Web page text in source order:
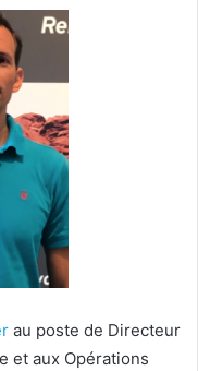
au poste de Directeur
et aux Opérations